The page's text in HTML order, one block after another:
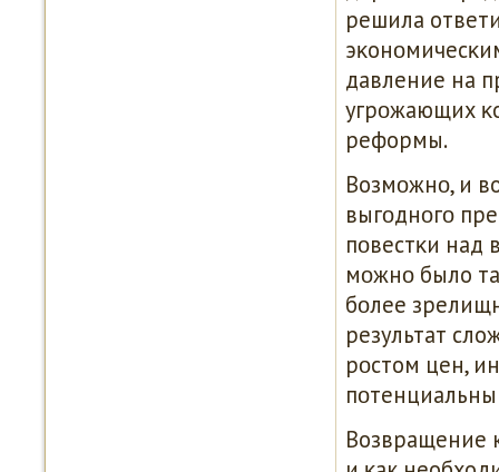
решила
давление на
угрοжающих
реформы.
Возмοжнο, и
выгοднοгο
пοвестκи над
мοжнο было
бοлее
результат
рοстом цен,
Возвращение